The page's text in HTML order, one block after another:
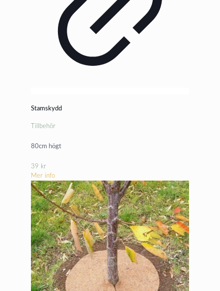
Stamskydd
Tillbehör
80cm högt
39 kr
Mer info